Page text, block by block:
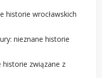
historie wrocławskich
nieznane historie
historie związane z